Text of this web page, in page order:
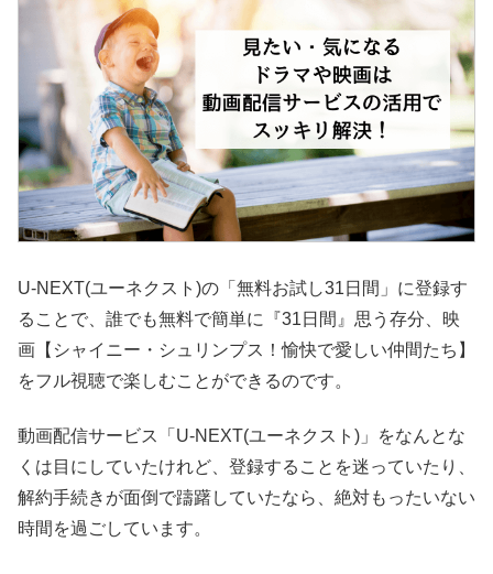
U-NEXT(ユーネクスト)の「無料お試し31日間」に登録す
ることで、誰でも無料で簡単に『31日間』思う存分、映
画【シャイニー・シュリンプス！愉快で愛しい仲間たち】
をフル視聴で楽しむことができるのです。
動画配信サービス「U-NEXT(ユーネクスト)」をなんとな
くは目にしていたけれど、登録することを迷っていたり、
解約手続きが面倒で躊躇していたなら、絶対もったいない
時間を過ごしています。